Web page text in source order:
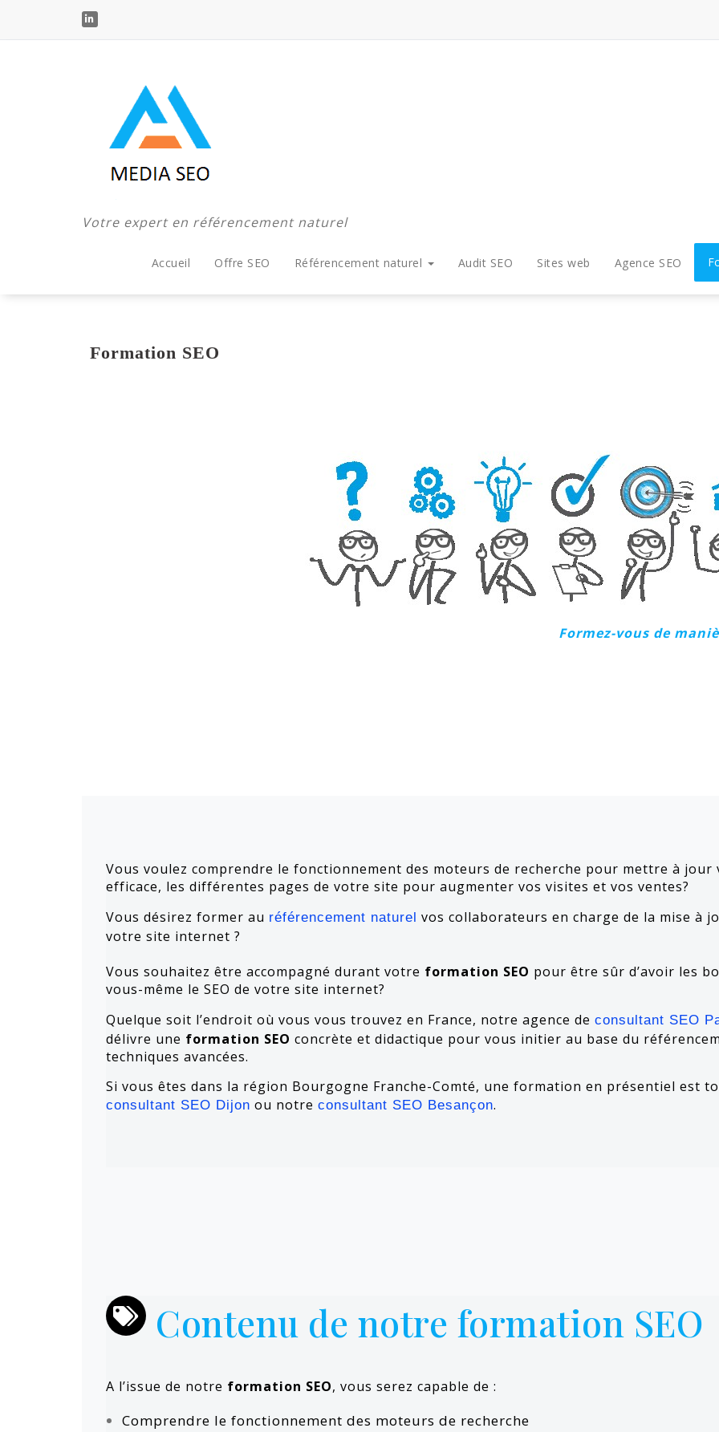
Votre expert en référencement naturel
Accueil Offre SEO Référencement naturel Audit SEO Sites web Agence SEO
Formation SEO
Formez-vous de
Vous voulez comprendre le fonctionnement des moteurs de recherche pour mettre à jour
efficace, les différentes pages de votre site pour augmenter vos visites et vos ventes?
Vous désirez former au référencement naturel vos collaborateurs en charge de la mise à
votre site internet ?
Vous souhaitez être accompagné durant votre formation SEO pour être sûr d’avoir les
vous-même le SEO de votre site internet?
Quelque soit l’endroit où vous vous trouvez en France, notre agence de consultant SEO
délivre une formation SEO concrète et didactique pour vous initier au base du
techniques avancées.
Si vous êtes dans la région Bourgogne Franche-Comté, une formation en présentiel est
consultant SEO Dijon ou notre consultant SEO Besançon.
Contenu de notre formation SEO
A l’issue de notre formation SEO, vous serez capable de :
Comprendre le fonctionnement des moteurs de recherche